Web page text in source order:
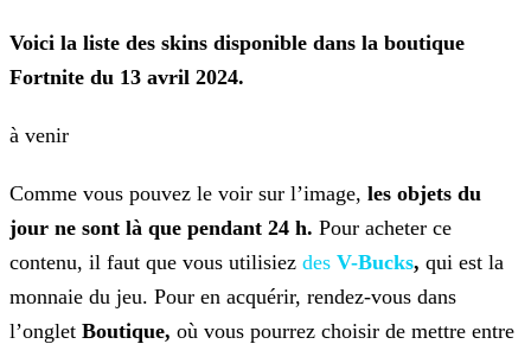
Voici la liste des skins disponible dans la boutique
Fortnite du 13 avril 2024.
à venir
Comme vous pouvez le voir sur l’image, les objets du
jour ne sont là que pendant 24 h. Pour acheter ce
contenu, il faut que vous utilisiez des V-Bucks, qui est la
monnaie du jeu. Pour en acquérir, rendez-vous dans
l’onglet Boutique, où vous pourrez choisir de mettre entre